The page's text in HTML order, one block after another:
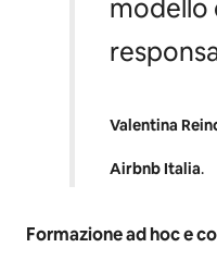
modello
Valentina
Airbnb Italia.
Formazione ad hoc e